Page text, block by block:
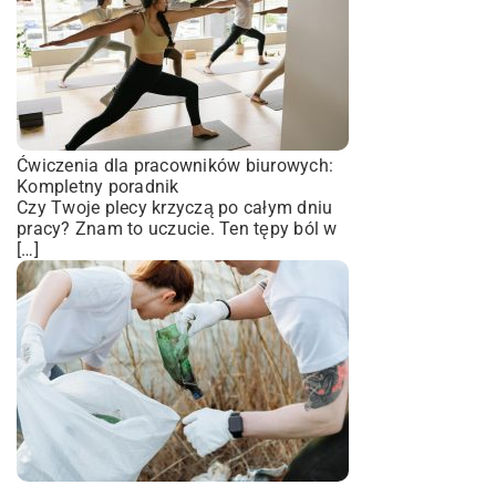
Ćwiczenia dla pracowników biurowych:
Kompletny poradnik
Czy Twoje plecy krzyczą po całym dniu
pracy? Znam to uczucie. Ten tępy ból w
[…]